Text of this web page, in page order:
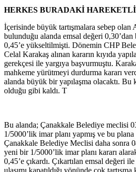
HERKES BURADAKİ
İçerisinde büyük tartışmalara sebep
bulunduğu alanda emsal değeri
0,45’e yükseltilmişti. Dönemin CHP
Celal Karakaş alınan kararın kıyıda
gerekçesi ile yargıya başvurmuştu.
mahkeme yürütmeyi durdurma kararı
alanda büyük bir yapılaşma olacaktı. Bu
olduğu gibi kaldı. T
Bu alanda; Çanakkale Belediye meclisi
1/5000’lik imar planı yapmış ve bu plana
Çanakkale Belediye Meclisi daha sonra
yeni bir 1/5000’lik imar planı kararı
0,45’e çıkardı. Çıkartılan emsal değeri